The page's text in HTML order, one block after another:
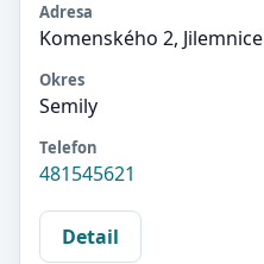
Adresa
Komenského 2, Jilemnice
Okres
Semily
Telefon
481545621
Detail